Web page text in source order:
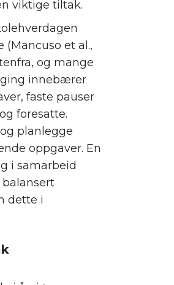
viktige tiltak.
(Mancuso et al.,
og mange
innebærer
faste pauser
foresatte.
planlegge
oppgaver. En
i samarbeid
dette i